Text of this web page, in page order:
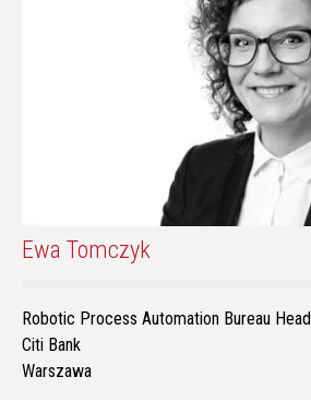
Ewa Tomczyk
Robotic Process Automation Bureau Head
Citi Bank
Warszawa